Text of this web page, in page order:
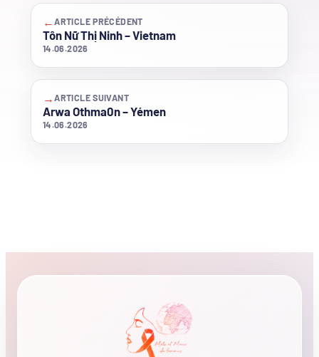
←ARTICLE PRÉCÉDENT
Tôn Nữ Thị Ninh – Vietnam
14.06.2026
→ARTICLE SUIVANT
Arwa Othma0n – Yémen
14.06.2026